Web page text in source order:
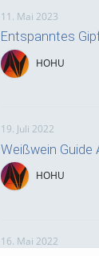
11. Mai 2023
Entspanntes
HOHU
19. Juli 2022
Weißwein Guide
HOHU
16. Mai 2022